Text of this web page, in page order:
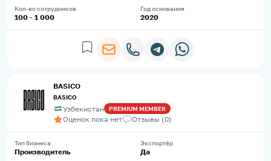
Кол-во сотрудников
100 - 1 000
Год основания
2020
BASICO
BASICO
Узбекистан PREMIUM MEMBER
Оценок пока нет Отзывы (0)
Тип бизнеса
Производитель
Экспортёр
Да